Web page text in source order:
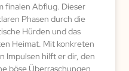
finalen Abflug. Dieser
Phasen durch die
Hürden und das
Heimat. Mit konkreten
Impulsen hilft er dir, den
böse Überraschungen